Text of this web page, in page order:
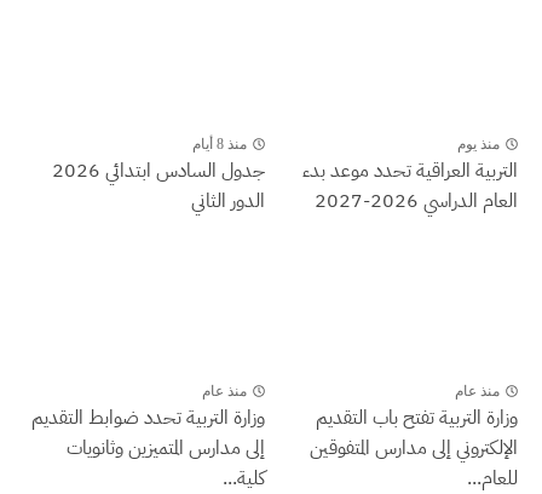
منذ يوم
التربية العراقية تحدد موعد بدء
العام الدراسي 2026-2027
منذ 8 أيام
جدول السادس ابتدائي 2026
الدور الثاني
منذ عام
وزارة التربية تفتح باب التقديم
الإلكتروني إلى مدارس المتفوقين
للعام...
منذ عام
وزارة التربية تحدد ضوابط التقديم
إلى مدارس المتميزين وثانويات
كلية...